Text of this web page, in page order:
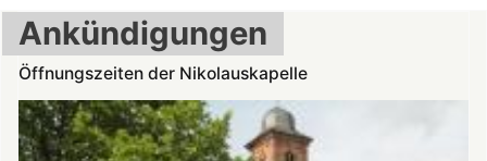
Ankündigungen
Öffnungszeiten der Nikolauskapelle